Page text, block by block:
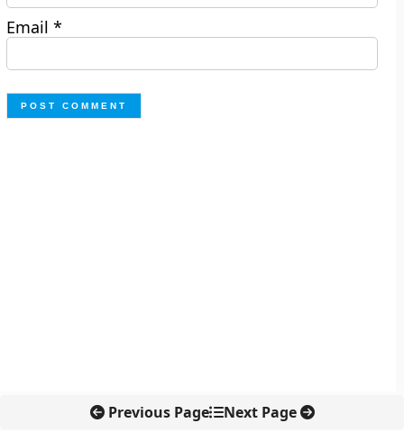
Email*
Previous Page Next Page